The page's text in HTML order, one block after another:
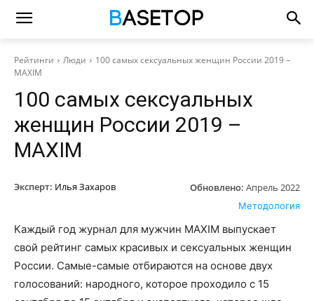
Рейтинги Люди
100 самых сексуальных женщин России 2019 –
MAXIM
100 самых сексуальных
женщин России 2019 –
MAXIM
Эксперт: Илья Захаров Обновлено: Апрель 2022
Методология
Каждый год журнал для мужчин MAXIM выпускает
свой рейтинг самых красивых и сексуальных женщин
России. Самые-самые отбираются на основе двух
голосований: народного, которое проходило с 15